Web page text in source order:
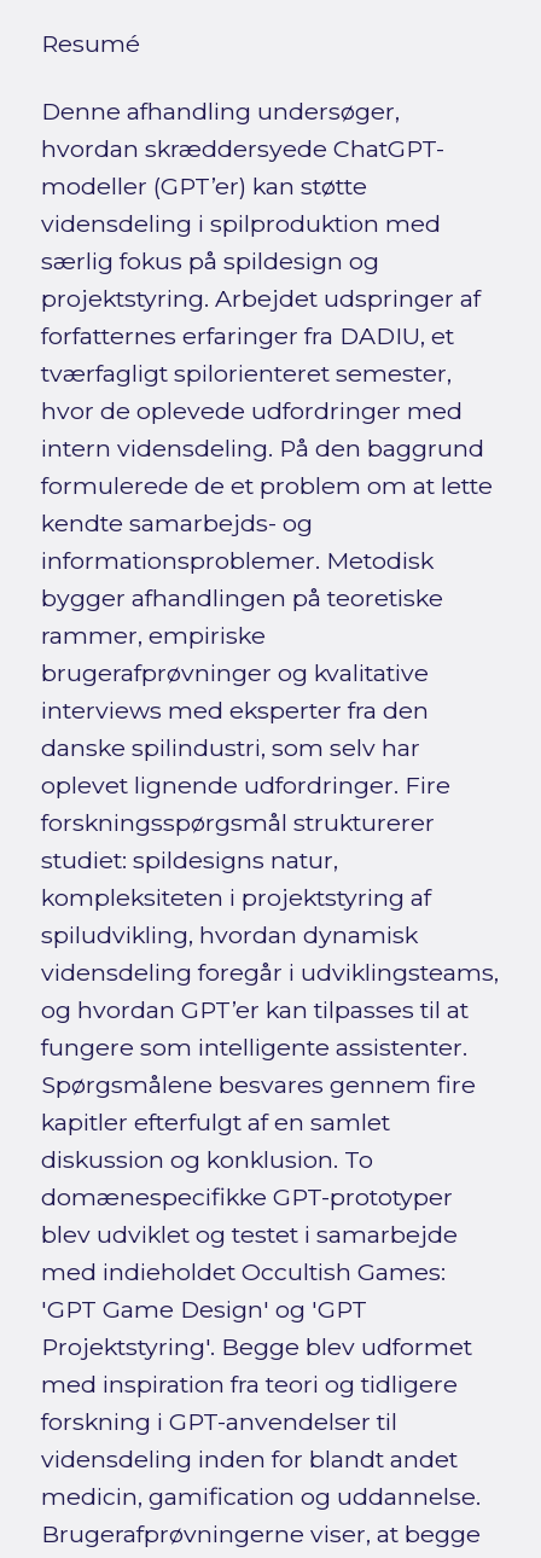
Resumé
Denne afhandling undersøger,
hvordan skræddersyede ChatGPT-
modeller (GPT’er) kan støtte
vidensdeling i spilproduktion med
særlig fokus på spildesign og
projektstyring. Arbejdet udspringer af
forfatternes erfaringer fra DADIU, et
tværfagligt spilorienteret semester,
hvor de oplevede udfordringer med
intern vidensdeling. På den baggrund
formulerede de et problem om at lette
kendte samarbejds- og
informationsproblemer. Metodisk
bygger afhandlingen på teoretiske
rammer, empiriske
brugerafprøvninger og kvalitative
interviews med eksperter fra den
danske spilindustri, som selv har
oplevet lignende udfordringer. Fire
forskningsspørgsmål strukturerer
studiet: spildesigns natur,
kompleksiteten i projektstyring af
spiludvikling, hvordan dynamisk
vidensdeling foregår i udviklingsteams,
og hvordan GPT’er kan tilpasses til at
fungere som intelligente assistenter.
Spørgsmålene besvares gennem fire
kapitler efterfulgt af en samlet
diskussion og konklusion. To
domænespecifikke GPT-prototyper
blev udviklet og testet i samarbejde
med indieholdet Occultish Games:
'GPT Game Design' og 'GPT
Projektstyring'. Begge blev udformet
med inspiration fra teori og tidligere
forskning i GPT-anvendelser til
vidensdeling inden for blandt andet
medicin, gamification og uddannelse.
Brugerafprøvningerne viser, at begge